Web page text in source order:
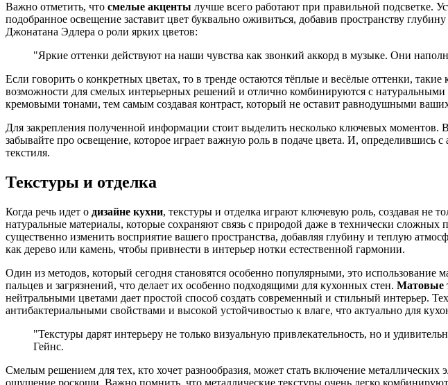
Важно отметить, что смелые акценты лучше всего работают при правильной подсветке.
подобранное освещение заставит цвет буквально оживиться, добавив пространству
Джонатана Эдлера о роли ярких цветов:
"Яркие оттенки действуют на наши чувства как звонкий аккорд в музыке. Они
Если говорить о конкретных цветах, то в тренде остаются тёплые и весёлые оттенки,
возможности для смелых интерьерных решений и отлично комбинируются с
кремовыми тонами, тем самым создавая контраст, который не оставит равнодушными
Для закрепления полученной информации стоит выделить несколько ключевых моментов.
забывайте про освещение, которое играет важную роль в подаче цвета. И,
текстиля.
Текстуры и отделка
Когда речь идет о дизайне кухни, текстуры и отделка играют ключевую роль, создавая не
натуральные материалы, которые сохраняют связь с природой даже в технически
существенно изменить восприятие вашего пространства, добавляя глубину и теплую
как дерево или камень, чтобы привнести в интерьер нотки естественной гармонии.
Один из методов, который сегодня становятся особенно популярными, это
пальцев и загрязнений, что делает их особенно подходящими для кухонных стен. Матовые
нейтральными цветами дает простой способ создать современный и стильный интерьер.
антибактериальными свойствами и высокой устойчивостью к влаге, что актуально для
"Текстуры дарят интерьеру не только визуальную привлекательность, но и
Гейнс.
Смелым решением для тех, кто хочет разнообразия, может стать включение
ощущение роскоши. Важно помнить, что металлические текстуры очень легко